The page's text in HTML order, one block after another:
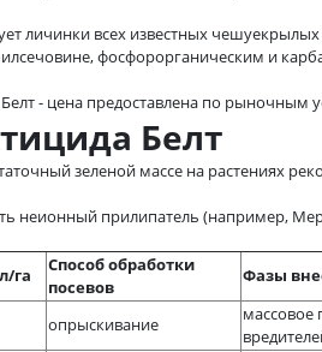
личинки всех известных
фосфорорганическим и
- цена предоставлена по рыночным
Белт
зеленой массе на растениях
неионный прилипатель (например,
га
Способ обработки
посевов
Фазы
опрыскивание
массовое